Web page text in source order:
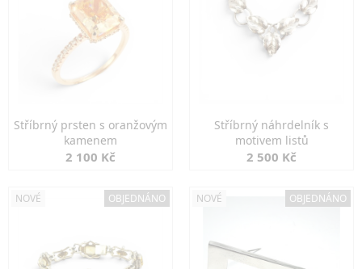
Stříbrný prsten s oranžovým
kamenem
2 100 Kč
Stříbrný náhrdelník s
motivem listů
2 500 Kč
NOVÉ OBJEDNÁNO NOVÉ OBJEDNÁNO